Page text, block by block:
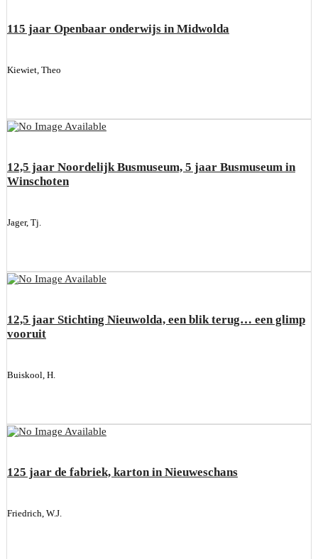
115 jaar Openbaar onderwijs in Midwolda
Kiewiet, Theo
12,5 jaar Noordelijk Busmuseum, 5 jaar Busmuseum in
Winschoten
Jager, Tj.
12,5 jaar Stichting Nieuwolda, een blik terug… een glimp
vooruit
Buiskool, H.
125 jaar de fabriek, karton in Nieuweschans
Friedrich, W.J.